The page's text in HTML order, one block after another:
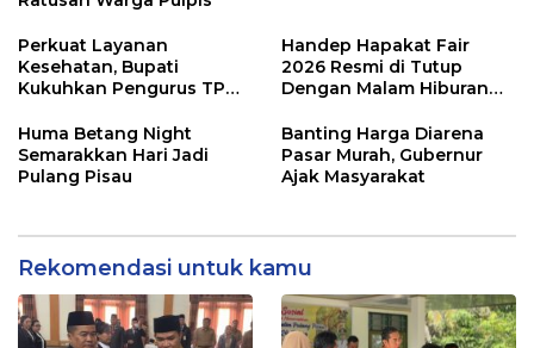
Perkuat Layanan
Kesehatan, Bupati
Kukuhkan Pengurus TP
Handep Hapakat Fair
2026 Resmi di Tutup
Dengan Malam Hiburan
Huma Betang Night
Semarakkan Hari Jadi
Pulang Pisau
Banting Harga Diarena
Pasar Murah, Gubernur
Ajak Masyarakat
Rekomendasi untuk kamu